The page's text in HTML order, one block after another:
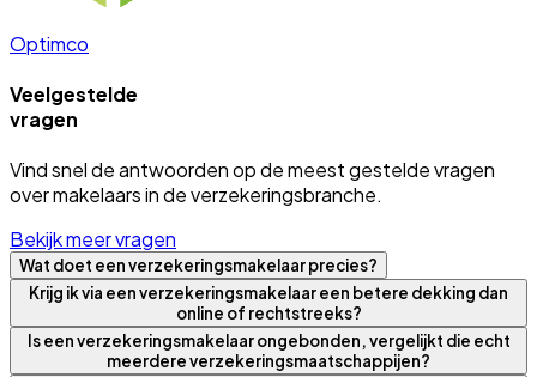
Optimco
Veelgestelde
vragen
Vind snel de antwoorden op de meest gestelde vragen
over makelaars in de verzekeringsbranche.
Bekijk meer vragen
Wat doet een verzekeringsmakelaar precies?
Krijg ik via een verzekeringsmakelaar een betere dekking dan
online of rechtstreeks?
Is een verzekeringsmakelaar ongebonden, vergelijkt die echt
meerdere verzekeringsmaatschappijen?